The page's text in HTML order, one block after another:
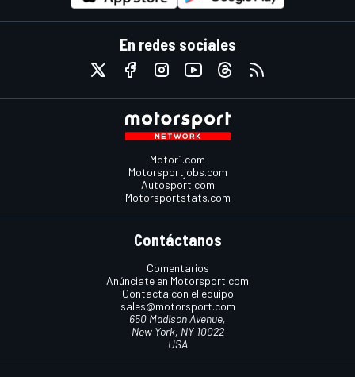
En redes sociales
Motor1.com
Motorsportjobs.com
Autosport.com
Motorsportstats.com
Contáctanos
Comentarios
Anúnciate en Motorsport.com
Contacta con el equipo
sales@motorsport.com
650 Madison Avenue,
New York, NY 10022
USA